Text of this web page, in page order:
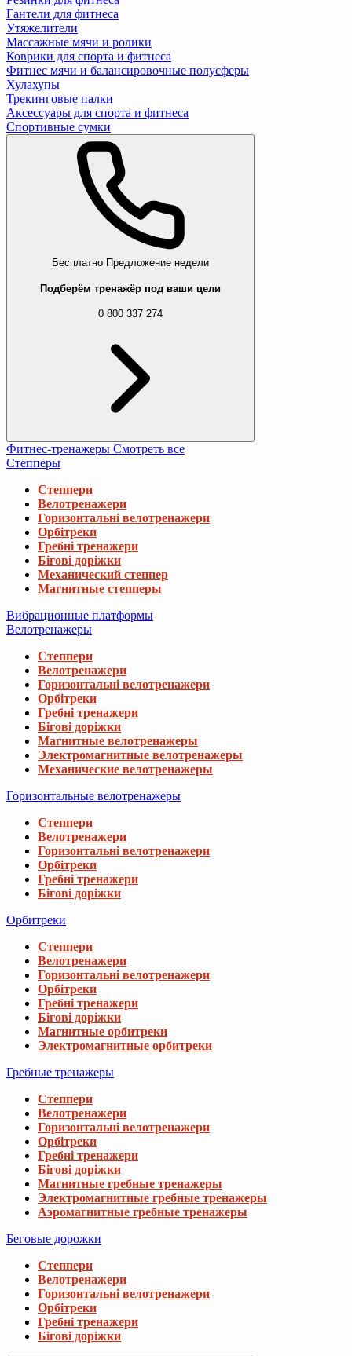
Гантели для фитнеса
Утяжелители
Массажные мячи и ролики
Коврики для спорта и фитнеса
Фитнес мячи и балансировочные полусферы
Хулахупы
Трекинговые палки
Аксессуары для спорта и фитнеса
Спортивные сумки
Бесплатно Предложение недели
Подберём тренажёр под ваши цели
0 800 337 274
Фитнес-тренажеры Смотреть все
Степперы
Степпери
Велотренажери
Горизонтальні велотренажери
Орбітреки
Гребні тренажери
Бігові доріжки
Механический степпер
Магнитные степперы
Вибрационные платформы
Велотренажеры
Степпери
Велотренажери
Горизонтальні велотренажери
Орбітреки
Гребні тренажери
Бігові доріжки
Магнитные велотренажеры
Электромагнитные велотренажеры
Механические велотренажеры
Горизонтальные велотренажеры
Степпери
Велотренажери
Горизонтальні велотренажери
Орбітреки
Гребні тренажери
Бігові доріжки
Орбитреки
Степпери
Велотренажери
Горизонтальні велотренажери
Орбітреки
Гребні тренажери
Бігові доріжки
Магнитные орбитреки
Электромагнитные орбитреки
Гребные тренажеры
Степпери
Велотренажери
Горизонтальні велотренажери
Орбітреки
Гребні тренажери
Бігові доріжки
Магнитные гребные тренажеры
Электромагнитные гребные тренажеры
Аэромагнитные гребные тренажеры
Беговые дорожки
Степпери
Велотренажери
Горизонтальні велотренажери
Орбітреки
Гребні тренажери
Бігові доріжки